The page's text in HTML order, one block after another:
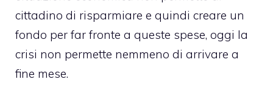
cittadino di risparmiare e quindi creare un
fondo per far fronte a queste spese, oggi la
crisi non permette nemmeno di arrivare a
fine mese.